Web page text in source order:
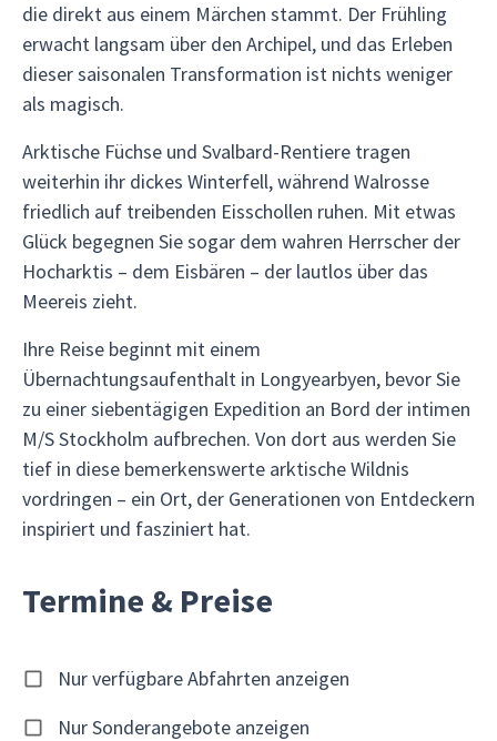
die direkt aus einem Märchen stammt. Der Frühling
erwacht langsam über den Archipel, und das Erleben
dieser saisonalen Transformation ist nichts weniger
als magisch.
Arktische Füchse und Svalbard-Rentiere tragen
weiterhin ihr dickes Winterfell, während Walrosse
friedlich auf treibenden Eisschollen ruhen. Mit etwas
Glück begegnen Sie sogar dem wahren Herrscher der
Hocharktis – dem Eisbären – der lautlos über das
Meereis zieht.
Ihre Reise beginnt mit einem
Übernachtungsaufenthalt in Longyearbyen, bevor Sie
zu einer siebentägigen Expedition an Bord der intimen
M/S Stockholm aufbrechen. Von dort aus werden Sie
tief in diese bemerkenswerte arktische Wildnis
vordringen – ein Ort, der Generationen von Entdeckern
inspiriert und fasziniert hat.
Termine & Preise
Nur verfügbare Abfahrten anzeigen
Nur Sonderangebote anzeigen